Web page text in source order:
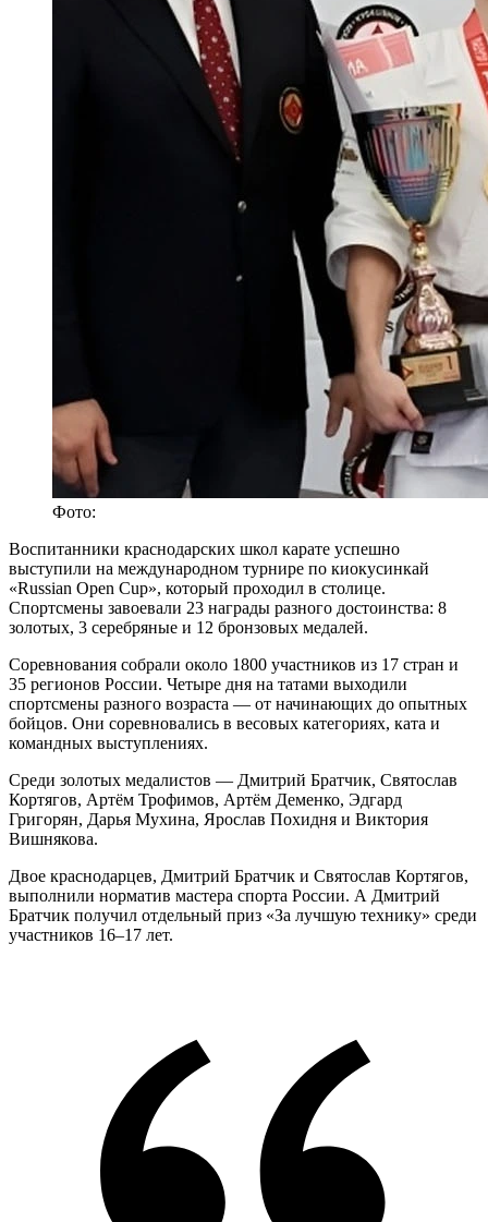
Фото:
Воспитанники краснодарских школ карате успешно
выступили на международном турнире по киокусинкай
«Russian Open Cup», который проходил в столице.
Спортсмены завоевали 23 награды разного достоинства: 8
золотых, 3 серебряные и 12 бронзовых медалей.
Соревнования собрали около 1800 участников из 17 стран и
35 регионов России. Четыре дня на татами выходили
спортсмены разного возраста — от начинающих до опытных
бойцов. Они соревновались в весовых категориях, ката и
командных выступлениях.
Среди золотых медалистов — Дмитрий Братчик, Святослав
Кортягов, Артём Трофимов, Артём Деменко, Эдгард
Григорян, Дарья Мухина, Ярослав Похидня и Виктория
Вишнякова.
Двое краснодарцев, Дмитрий Братчик и Святослав Кортягов,
выполнили норматив мастера спорта России. А Дмитрий
Братчик получил отдельный приз «За лучшую технику» среди
участников 16–17 лет.